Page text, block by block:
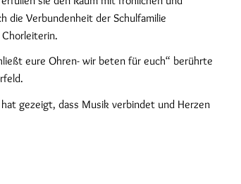
die Verbundenheit der Schulfamilie
eure Ohren- wir beten für euch“ berührte
gezeigt, dass Musik verbindet und Herzen